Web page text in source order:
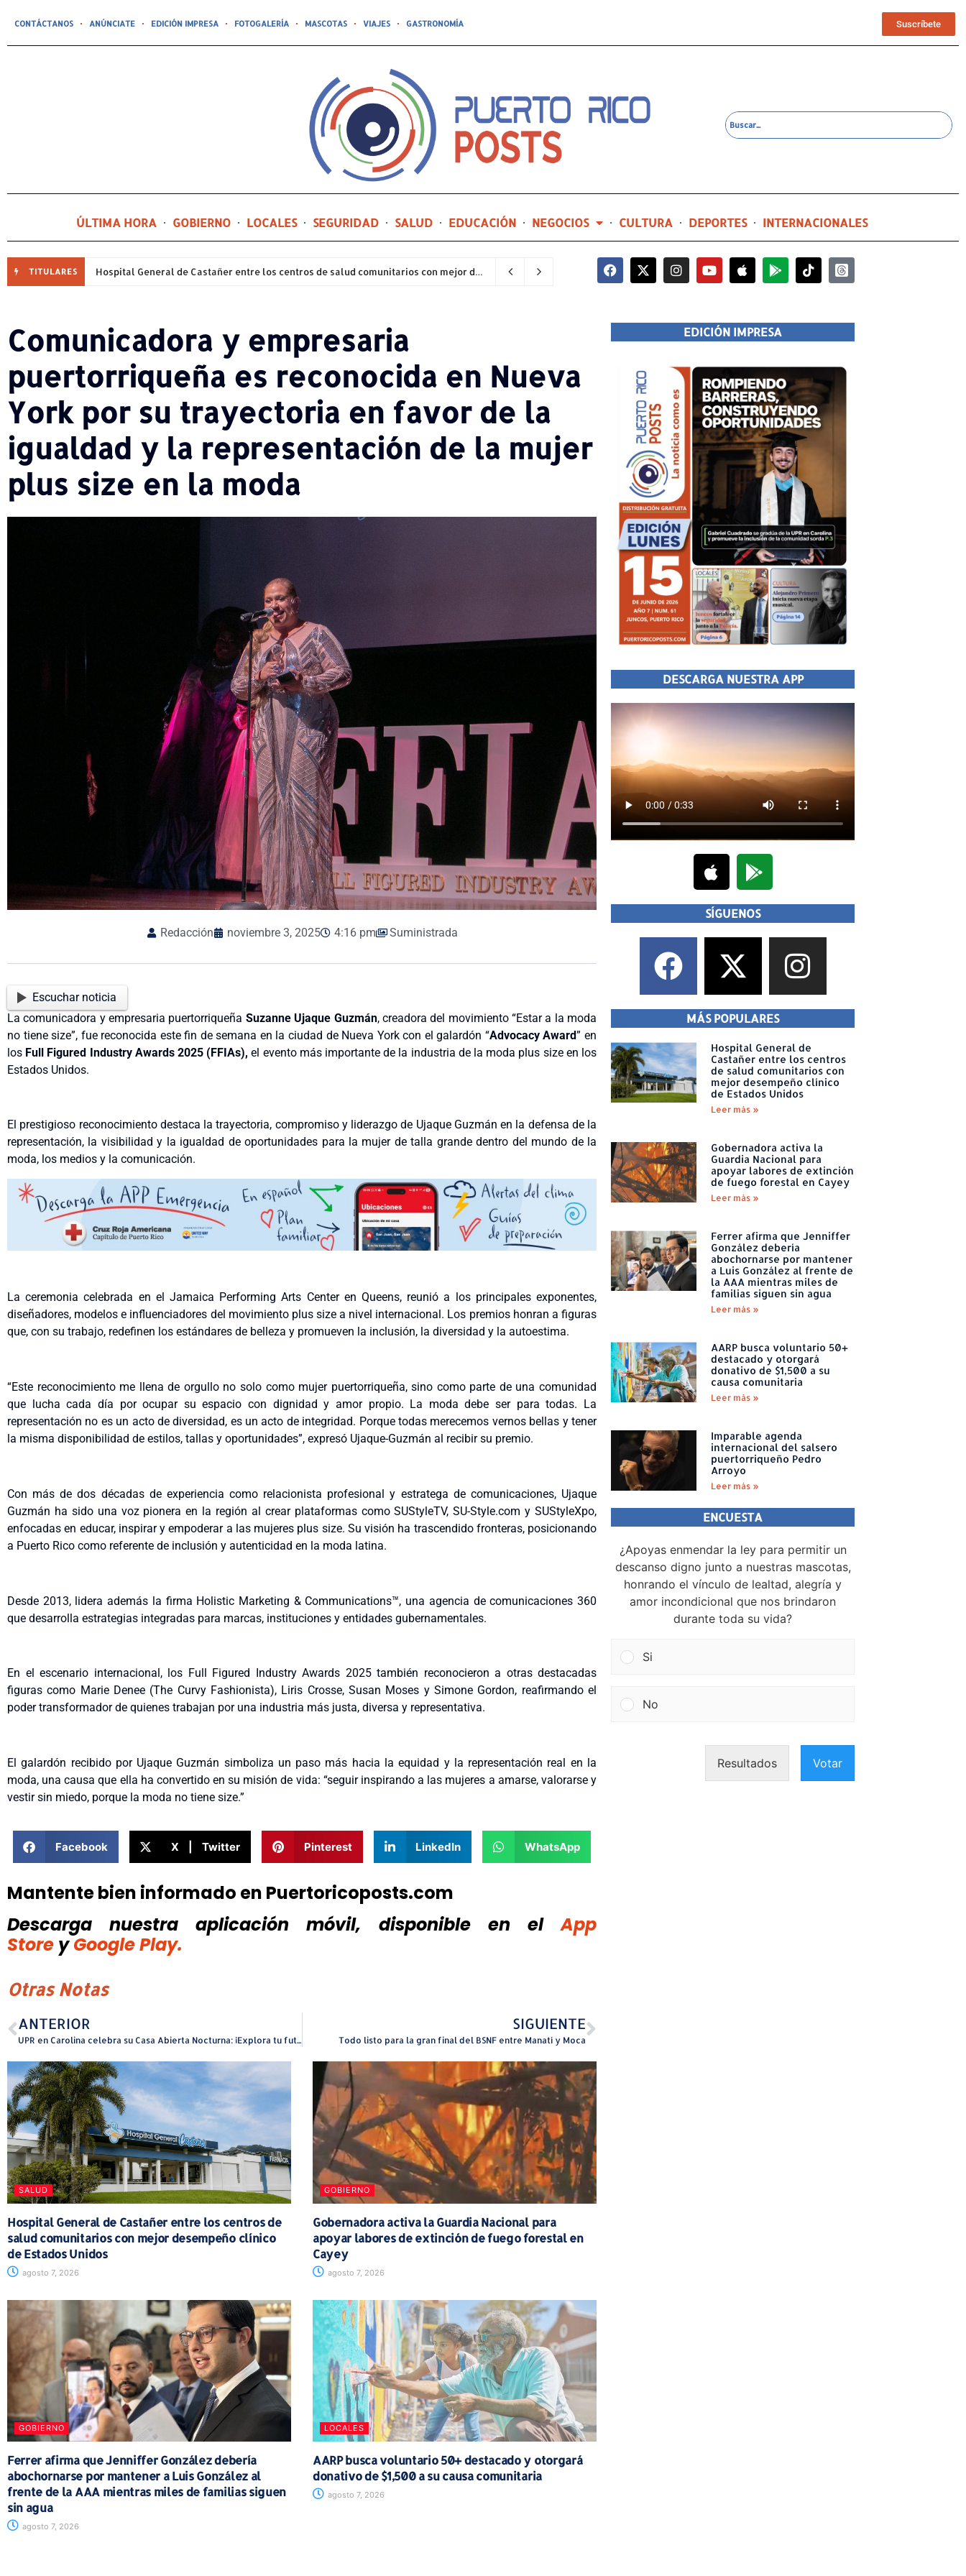
CONTÁCTANOS ANÚNCIATE EDICIÓN IMPRESA FOTOGALERÍA MASCOTAS VIAJES GASTRONOMÍA Suscríbete
ÚLTIMA HORA GOBIERNO LOCALES SEGURIDAD SALUD EDUCACIÓN NEGOCIOS CULTURA DEPORTES INTERNACIONALES
TITULARES Hospital General de Castañer entre los centros de salud comunitarios con mejor desempeño clínico de Estados Unidos 7 horas ago
Comunicadora y empresaria
puertorriqueña es reconocida en Nueva
York por su trayectoria en favor de la
igualdad y la representación de la mujer
plus size en la moda
Redacción noviembre 3, 2025 4:16 pm Suministrada
Escuchar noticia
La comunicadora y empresaria puertorriqueña Suzanne Ujaque Guzmán, creadora del movimiento “Estar a la moda
no tiene size”, fue reconocida este fin de semana en la ciudad de Nueva York con el galardón “Advocacy Award” en
los Full Figured Industry Awards 2025 (FFIAs), el evento más importante de la industria de la moda plus size en los
Estados Unidos.
El prestigioso reconocimiento destaca la trayectoria, compromiso y liderazgo de Ujaque Guzmán en la defensa de la
representación, la visibilidad y la igualdad de oportunidades para la mujer de talla grande dentro del mundo de la
moda, los medios y la comunicación.
La ceremonia celebrada en el Jamaica Performing Arts Center en Queens, reunió a los principales exponentes,
diseñadores, modelos e influenciadores del movimiento plus size a nivel internacional. Los premios honran a figuras
que, con su trabajo, redefinen los estándares de belleza y promueven la inclusión, la diversidad y la autoestima.
“Este reconocimiento me llena de orgullo no solo como mujer puertorriqueña, sino como parte de una comunidad
que lucha cada día por ocupar su espacio con dignidad y amor propio. La moda debe ser para todas. La
representación no es un acto de diversidad, es un acto de integridad. Porque todas merecemos vernos bellas y tener
la misma disponibilidad de estilos, tallas y oportunidades”, expresó Ujaque-Guzmán al recibir su premio.
Con más de dos décadas de experiencia como relacionista profesional y estratega de comunicaciones, Ujaque
Guzmán ha sido una voz pionera en la región al crear plataformas como SUStyleTV, SU-Style.com y SUStyleXpo,
enfocadas en educar, inspirar y empoderar a las mujeres plus size. Su visión ha trascendido fronteras, posicionando
a Puerto Rico como referente de inclusión y autenticidad en la moda latina.
Desde 2013, lidera además la firma Holistic Marketing & Communications™, una agencia de comunicaciones 360
que desarrolla estrategias integradas para marcas, instituciones y entidades gubernamentales.
En el escenario internacional, los Full Figured Industry Awards 2025 también reconocieron a otras destacadas
figuras como Marie Denee (The Curvy Fashionista), Liris Crosse, Susan Moses y Simone Gordon, reafirmando el
poder transformador de quienes trabajan por una industria más justa, diversa y representativa.
El galardón recibido por Ujaque Guzmán simboliza un paso más hacia la equidad y la representación real en la
moda, una causa que ella ha convertido en su misión de vida: “seguir inspirando a las mujeres a amarse, valorarse y
vestir sin miedo, porque la moda no tiene size.”
Facebook X | Twitter Pinterest LinkedIn WhatsApp
Mantente bien informado en Puertoricoposts.com
Descarga nuestra aplicación móvil, disponible
en el
App
Store y Google Play.
Otras Notas
ANTERIOR
UPR en Carolina celebra su Casa Abierta Nocturna: ¡Explora tu futuro universitario con los Jaguares!
SIGUIENTE
Todo listo para la gran final del BSNF entre Manatí y Moca
SALUD
Hospital General de Castañer entre los centros de
salud comunitarios con mejor desempeño clínico
de Estados Unidos
agosto 7, 2026
GOBIERNO
Gobernadora activa la Guardia Nacional para
apoyar labores de extinción de fuego forestal en
Cayey
agosto 7, 2026
GOBIERNO
Ferrer afirma que Jenniffer González debería
abochornarse por mantener a Luis González al
frente de la AAA mientras miles de familias siguen
sin agua
agosto 7, 2026
LOCALES
AARP busca voluntario 50+ destacado y otorgará
donativo de $1,500 a su causa comunitaria
agosto 7, 2026
EDICIÓN IMPRESA
DESCARGA NUESTRA APP
SÍGUENOS
MÁS POPULARES
Hospital General de
Castañer entre los centros
de salud comunitarios con
mejor desempeño clínico
de Estados Unidos
Leer más »
Gobernadora activa la
Guardia Nacional para
apoyar labores de extinción
de fuego forestal en Cayey
Leer más »
Ferrer afirma que Jenniffer
González debería
abochornarse por mantener
a Luis González al frente de
la AAA mientras miles de
familias siguen sin agua
Leer más »
AARP busca voluntario 50+
destacado y otorgará
donativo de $1,500 a su
causa comunitaria
Leer más »
Imparable agenda
internacional del salsero
puertorriqueño Pedro
Arroyo
Leer más »
ENCUESTA
¿Apoyas enmendar la ley para permitir un
descanso digno junto a nuestras mascotas,
honrando el vínculo de lealtad, alegría y
amor incondicional que nos brindaron
durante toda su vida?
Si
No
Resultados Votar